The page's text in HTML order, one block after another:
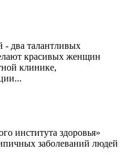
два талантливых
красивых женщин
клинике,
института здоровья»
заболеваний людей